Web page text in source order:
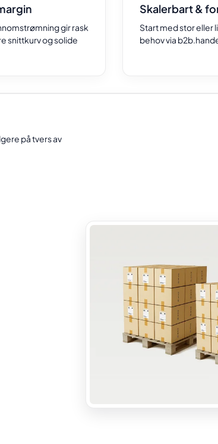
gir rask
snittkurv og solide
Skalerbart &
Start med stor eller
behov via
på tvers av